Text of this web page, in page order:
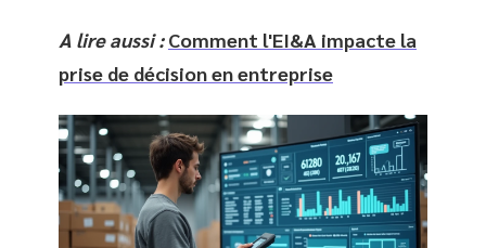
A lire aussi : Comment l'EI&A impacte la
prise de décision en entreprise